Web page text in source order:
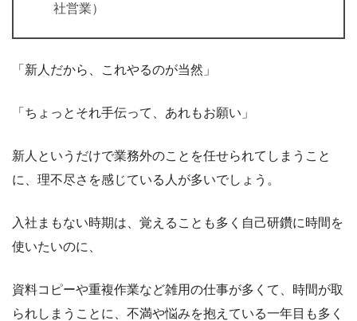
社営業）
「新人だから、これやるのが当然」
「ちょっとそれ手伝って、あれもお願い」
新人というだけで業務外のことを任せられてしまうこと
に、理不尽さを感じている人が多いでしょう。
入社まもない時期は、覚えることも多く自己研鑽に時間を
使いたいのに、
資料コピーや重複作業など雑用の仕事が多くて、時間が取
られしまうことに、不満や悩みを抱えている一年目も多く